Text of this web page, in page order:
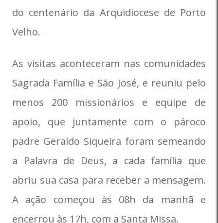
do centenário da Arquidiocese de Porto
Velho.
As visitas aconteceram nas comunidades
Sagrada Família e São José, e reuniu pelo
menos 200 missionários e equipe de
apoio, que juntamente com o pároco
padre Geraldo Siqueira foram semeando
a Palavra de Deus, a cada família que
abriu sua casa para receber a mensagem.
A ação começou às 08h da manhã e
encerrou às 17h, com a Santa Missa.